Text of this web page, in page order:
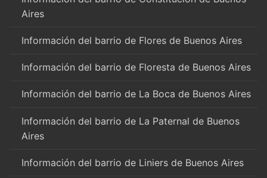
Aires
Información del barrio de Flores de Buenos Aires
Información del barrio de Floresta de Buenos Aires
Información del barrio de La Boca de Buenos Aires
Información del barrio de La Paternal de Buenos
Aires
Información del barrio de Liniers de Buenos Aires